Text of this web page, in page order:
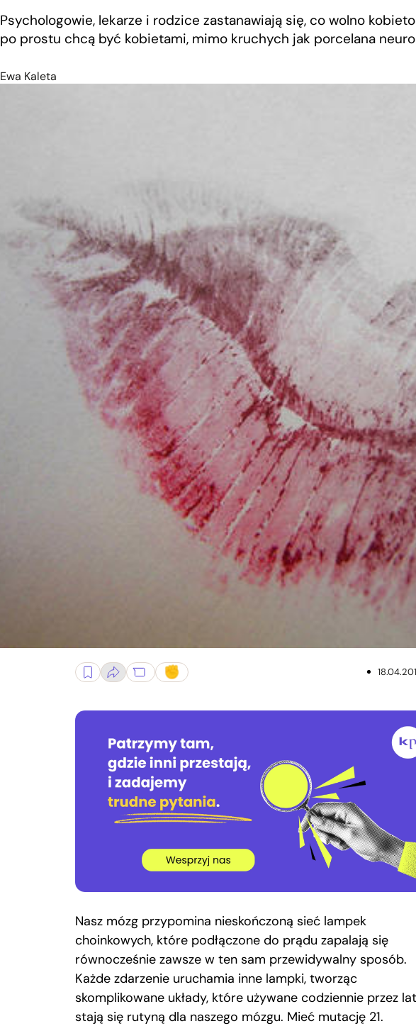
Psychologowie, lekarze i rodzice zastanawiają się, co wolno
po prostu chcą być kobietami, mimo kruchych jak porcelana
Ewa Kaleta
Nasz mózg przypomina nieskończoną sieć lampek
choinkowych, które podłączone do prądu zapalają się
równocześnie zawsze w ten sam przewidywalny sposób.
Każde zdarzenie uruchamia inne lampki, tworząc
skomplikowane układy, które używane codziennie przez
stają się rutyną dla naszego mózgu. Mieć mutację 21.